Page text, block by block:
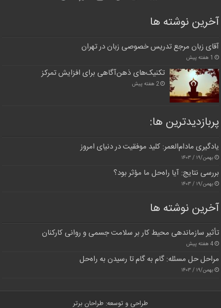
آخرین نوشته ها
آقای زبان مرجع تدریس خصوصی زبان در تهران
1 هفته پیش
تکنیک‌های ذهن‌آگاهی برای افزایش تمرکز
2 هفته پیش
پربازدیدترین‌ ها:
یادگیری مادام‌العمر: کلید موفقیت در دنیای امروز
بهمن/۱۹ / ۱۴۰۳
بررسی نتایج: آیا راه‌حل ما مؤثر بود؟
بهمن/۱۹ / ۱۴۰۳
آخرین نوشته ها
تأثیر سازماندهی محیط کار بر سلامت جسمی و روانی کارکنان
4 هفته پیش
مراحل حل مسئله: گام به گام تا رسیدن به راه‌حل
بهمن/۱۹ / ۱۴۰۳
طراحی و توسعه: طراحان برتر